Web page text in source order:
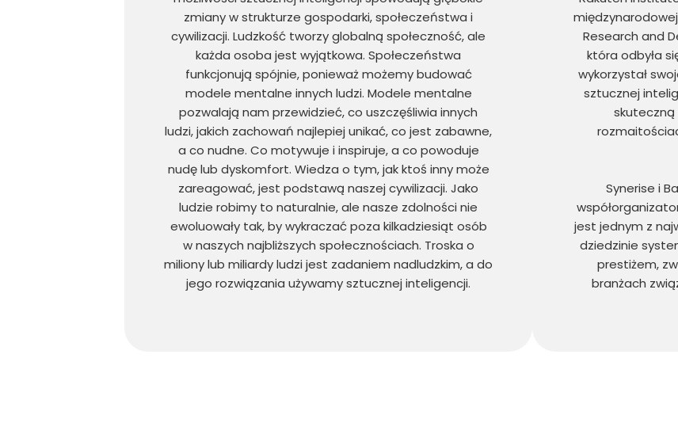
zmiany w strukturze gospodarki, społeczeństwa i
cywilizacji. Ludzkość tworzy globalną społeczność, ale
każda osoba jest wyjątkowa. Społeczeństwa
funkcjonują spójnie, ponieważ możemy budować
modele mentalne innych ludzi. Modele mentalne
pozwalają nam przewidzieć, co uszczęśliwia innych
ludzi, jakich zachowań najlepiej unikać, co jest zabawne,
a co nudne. Co motywuje i inspiruje, a co powoduje
nudę lub dyskomfort. Wiedza o tym, jak ktoś inny może
zareagować, jest podstawą naszej cywilizacji. Jako
ludzie robimy to naturalnie, ale nasze zdolności nie
ewoluowały tak, by wykraczać poza kilkadziesiąt osób
w naszych najbliższych społecznościach. Troska o
miliony lub miliardy ludzi jest zadaniem nadludzkim, a do
jego rozwiązania używamy sztucznej inteligencji.
Research and
która odbyła
wykorzystał
sztucznej
Synerise i
jest jednym z
dziedzinie
prestiżem,
branżach